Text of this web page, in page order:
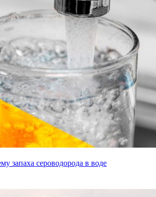
запаха сероводорода в воде